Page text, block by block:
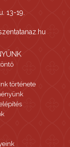
13-19.
története